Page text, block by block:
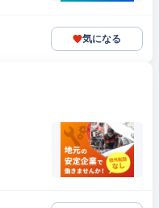
気になる